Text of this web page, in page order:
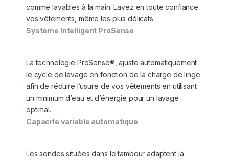
comme lavables à la main. Lavez en toute confiance
vos vêtements, même les plus délicats.
Système Intelligent ProSense
La technologie ProSense®, ajuste automatiquement
le cycle de lavage en fonction de la charge de linge
afin de réduire l’usure de vos vêtements en utilisant
un minimum d’eau et d’énergie pour un lavage
optimal.
Capacité variable automatique
Les sondes situées dans le tambour adaptent la